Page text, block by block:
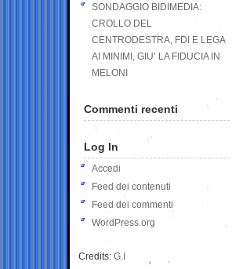
SONDAGGIO BIDIMEDIA:
CROLLO DEL
CENTRODESTRA, FDI E LEGA
AI MINIMI, GIU’ LA FIDUCIA IN
MELONI
Commenti recenti
Log In
Accedi
Feed dei contenuti
Feed dei commenti
WordPress.org
Credits: G.I